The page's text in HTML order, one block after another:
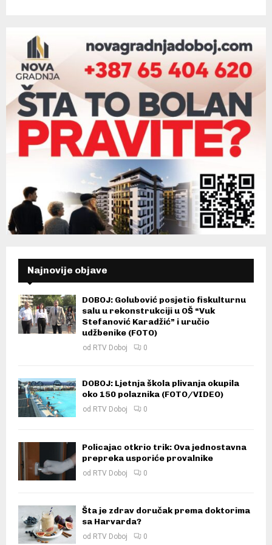
Najnovije objave
DOBOJ: Golubović posjetio fiskulturnu
salu u rekonstrukciji u OŠ “Vuk
Stefanović Karadžić” i uručio
udžbenike (FOTO)
od RTV Doboj 0
DOBOJ: Ljetnja škola plivanja okupila
oko 150 polaznika (FOTO/VIDEO)
od RTV Doboj 0
Policajac otkrio trik: Ova jednostavna
prepreka usporiće provalnike
od RTV Doboj 0
Šta je zdrav doručak prema doktorima
sa Harvarda?
od RTV Doboj 0